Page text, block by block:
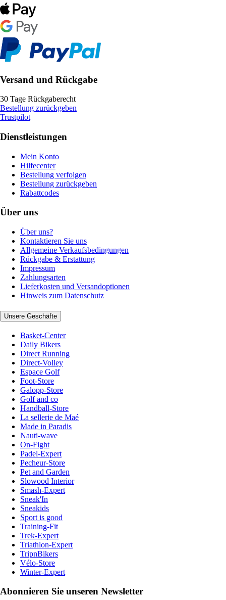
Versand und Rückgabe
30 Tage Rückgaberecht
Bestellung zurückgeben
Trustpilot
Dienstleistungen
Mein Konto
Hilfecenter
Bestellung verfolgen
Bestellung zurückgeben
Rabattcodes
Über uns
Über uns?
Kontaktieren Sie uns
Allgemeine Verkaufsbedingungen
Rückgabe & Erstattung
Impressum
Zahlungsarten
Lieferkosten und Versandoptionen
Hinweis zum Datenschutz
Unsere Geschäfte
Basket-Center
Daily Bikers
Direct Running
Direct-Volley
Espace Golf
Foot-Store
Galopp-Store
Golf and co
Handball-Store
La sellerie de Maé
Made in Paradis
Nauti-wave
On-Fight
Padel-Expert
Pecheur-Store
Pet and Garden
Slowood Interior
Smash-Expert
Sneak'In
Sneakids
Sport is good
Training-Fit
Trek-Expert
Triathlon-Expert
TripnBikers
Vélo-Store
Winter-Expert
Abonnieren Sie unseren Newsletter